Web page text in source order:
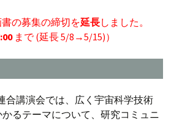
書の募集の締切を延長しました。
まで (延長 5/8→5/15)）
合講演会では、広く宇宙科学技術
るテーマについて、研究コミュニ